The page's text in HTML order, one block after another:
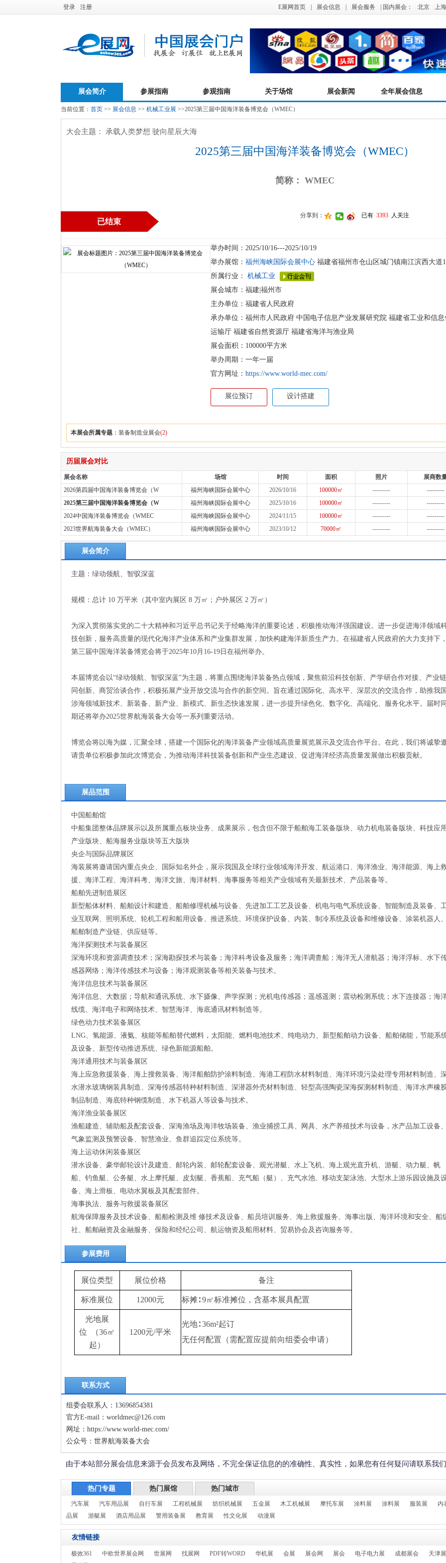
登录 注册 E展网首页 展会信息 展会服务 | 国内展会： 北京 上海
展会简介 参展指南 参观指南 关于场馆 展会新闻 全年展会信息
当前位置： 首页 >> 展会信息 >> 机械工业展 >>2025第三届中国海洋装备博览会（WMEC）
大会主题： 承载人类梦想 驶向星辰大海
2025第三届中国海洋装备博览会（WMEC）
简称： WMEC
已结束
分享到： 已有 3393 人关注
举办时间：2025/10/16---2025/10/19
举办展馆： 福州海峡国际会展中心 福建省福州市仓山区城门镇南江滨西大道
所属行业： 机械工业
展会城市：福建|福州市
主办单位：福建省人民政府
承办单位：福州市人民政府 中国电子信息产业发展研究院 福建省工业和信
运输厅 福建省自然资源厅 福建省海洋与渔业局
展会面积：100000平方米
举办周期：一年一届
官方网址： https://www.world-mec.com/
展位预订 设计搭建
本展会所属专题 ： 装备制造业展会(2)
历届展会对比
展会名称 场馆 时间 面积 照片
展商数
2026第四届中国海洋装备博览会（W
福州海峡国际会展中心 2026/10/16 100000㎡ ---------
---------
2025第三届中国海洋装备博览会（W
福州海峡国际会展中心 2025/10/16 100000㎡ ---------
---------
2024中国海洋装备博览会（WMEC
福州海峡国际会展中心 2024/11/15 100000㎡ ---------
---------
2023世界航海装备大会（WMEC）
福州海峡国际会展中心 2023/10/12 70000㎡ --------- ---------
展会简介
主题：绿动领航、智驭深蓝
规模：总计 10 万平米（其中室内展区 8 万㎡；户外展区 2 万㎡）
为深入贯彻落实党的二十大精神和习近平总书记关于经略海洋的重要论述，积极推动海洋强国建设。进一步促进海洋领域
技创新，服务高质量的现代化海洋产业体系和产业集群发展，加快构建海洋新质生产力。在福建省人民政府的大力支持下，
第三届中国海洋装备博览会将于2025年10月16-19日在福州举办。
本届博览会以“绿动领航、智驭深蓝”为主题，将重点围绕海洋装备热点领域，聚焦前沿科技创新、产学研合作对接、产业
同创新、商贸洽谈合作，积极拓展产业开放交流与合作的新空间。旨在通过国际化、高水平、深层次的交流合作，助推我国
涉海领域新技术、新装备、新产业、新模式、新生态快速发展，进一步提升绿色化、数字化、高端化、服务化水平。届时同
期还将举办2025世界航海装备大会等一系列重要活动。
博览会将以海为媒，汇聚全球，搭建一个国际化的海洋装备产业领域高质量展览展示及交流合作平台。在此，我们将诚挚
请贵单位积极参加此次博览会，为推动海洋科技装备创新和产业生态建设、促进海洋经济高质量发展做出积极贡献。
展品范围
中国船舶馆
中船集团整体品牌展示以及所属重点板块业务、成果展示，包含但不限于船舶海工装备版块、动力机电装备版块、科技应用
产业版块、船海服务业版块等五大版块
央企与国际品牌展区
海装展将邀请国内重点央企、国际知名外企，展示我国及全球行业领域海洋开发、航运港口、海洋渔业、海洋能源、海上
援、海洋工程、海洋科考、海洋文旅、海洋材料、海事服务等相关产业领域有关最新技术、产品装备等。
船舶先进制造展区
新型船体材料、船舶设计和建造、船舶修理机械与设备、先进加工工艺及设备、机电与电气系统设备、智能制造及装备、
业互联网、照明系统、轮机工程和船用设备、推进系统、环境保护设备、内装、制冷系统及设备和维修设备、涂装机器人、
船舶制造产业链、供应链等。
海洋探测技术与装备展区
深海环境和资源调查技术；深海勘探技术与装备；海洋科考设备及服务；海洋调查船；海洋无人潜航器；海洋浮标、水下
感器网络；海洋传感技术与设备；海洋观测装备等相关装备与技术。
海洋信息技术与装备展区
海洋信息、大数据；导航和通讯系统、水下摄像、声学探测；光机电传感器；遥感遥测；震动检测系统；水下连接器；海
线缆、海洋电子和网络技术、智慧海洋、海底通讯材料制造等。
绿色动力技术装备展区
LNG、氢能源、液氨、核能等船舶替代燃料，太阳能、燃料电池技术、纯电动力、新型船舶动力设备、船舶储能，节能系
及设备、新型传动推进系统、绿色新能源船舶。
海洋通用技术与装备展区
海上应急救援装备、海上搜救装备、海洋船舶防护涂料制造、海港工程防水材料制造、海洋环境污染处理专用材料制造、
水潜水玻璃钢装具制造、深海传感器特种材料制造、深潜器外壳材料制造、轻型高强陶瓷深海探测材料制造、海洋水声橡
制品制造、海底特种钢缆制造、水下机器人等设备与技术。
海洋渔业装备展区
渔船建造、辅助船及配套设备、深海渔场及海洋牧场装备、渔业捕捞工具、网具、水产养殖技术与设备，水产品加工设备、
气象监测及预警设备、智慧渔业、鱼群追踪定位系统等。
海上运动休闲装备展区
潜水设备、豪华邮轮设计及建造、邮轮内装、邮轮配套设备、观光潜艇、水上飞机、海上观光直升机、游艇、动力艇、帆
船、钓鱼艇、公务艇、水上摩托艇、皮划艇、香蕉船、充气船（艇）、充气水池、移动支架泳池、大型水上游乐园设施及
备、海上滑板、电动水翼板及其配套部件。
海事执法、服务与救援装备展区
航海保障服务及技术设备、船舶检测及维 修技术及设备、船员培训服务、海上救援服务、海事出版、海洋环境和安全、船
社、船舶融资及金融服务、保险和经纪公司、航运物资及船用材料、贸易协会及咨询服务等。
参展费用
展位类型 展位价格 备注
标准展位 12000元 标摊∶ 9㎡标准摊位，含基本展具配置
光地展
位 （36㎡
起）
1200元/平米
光地∶ 36m²起订
无任何配置（需配置应提前向组委会申请）
联系方式
组委会联系人：13696854381
官方E-mail：worldmec@126.com
网址：https://www.world-mec.com/
公众号：世界航海装备大会
由于本站部分展会信息来源于会员发布及网络，不完全保证信息的的准确性、真实性，如果您有任何疑问请联系我们
热门专题 热门展馆 热门城市
汽车展 汽车用品展 自行车展 工程机械展 纺织机械展 五金展 木工机械展 摩托车展 涂料展 涂料展 服装展 内
品展
游艇展 酒店用品展 警用装备展 教育展 性文化展 动漫展
友情链接
极效361 中欧世界展会网 世展网 找展网 PDF转WORD 华机展 会展 展会网 展会 电子电力展 成都展会 天津